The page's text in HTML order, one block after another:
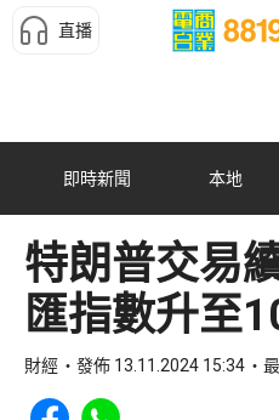
直播
即時新聞 本地
特朗普交易
匯指數升至
財經 發佈 13.11.2024 15:34
Share to Facebook
Share to WhatsApp